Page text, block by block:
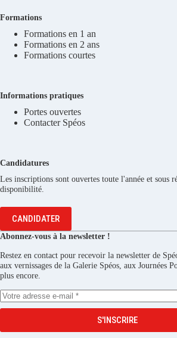
Formations
Formations en 1 an
Formations en 2 ans
Formations courtes
Informations pratiques
Portes ouvertes
Contacter Spéos
Candidatures
Les inscriptions sont ouvertes toute l'année et sous
disponibilité.
CANDIDATER
Abonnez-vous à la newsletter !
Restez en contact pour recevoir la newsletter de
aux vernissages de la Galerie Spéos, aux Journées
plus encore.
S'INSCRIRE